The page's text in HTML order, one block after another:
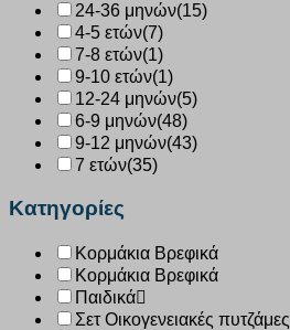
24-36 μηνών(15)
4-5 ετών(7)
7-8 ετών(1)
9-10 ετών(1)
12-24 μηνών(5)
6-9 μηνών(48)
9-12 μηνών(43)
7 ετών(35)
Κατηγορίες
Κορμάκια Βρεφικά
Κορμάκια Βρεφικά
Παιδικά
Σετ Οικογενειακές πυτζάμες